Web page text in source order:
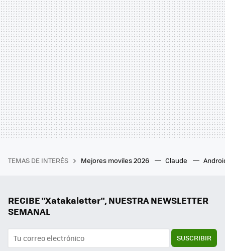
TEMAS DE INTERÉS Mejores moviles 2026 Claude
RECIBE "Xatakaletter", NUESTRA NEWSLETTER
SEMANAL
SUSCRIBIR